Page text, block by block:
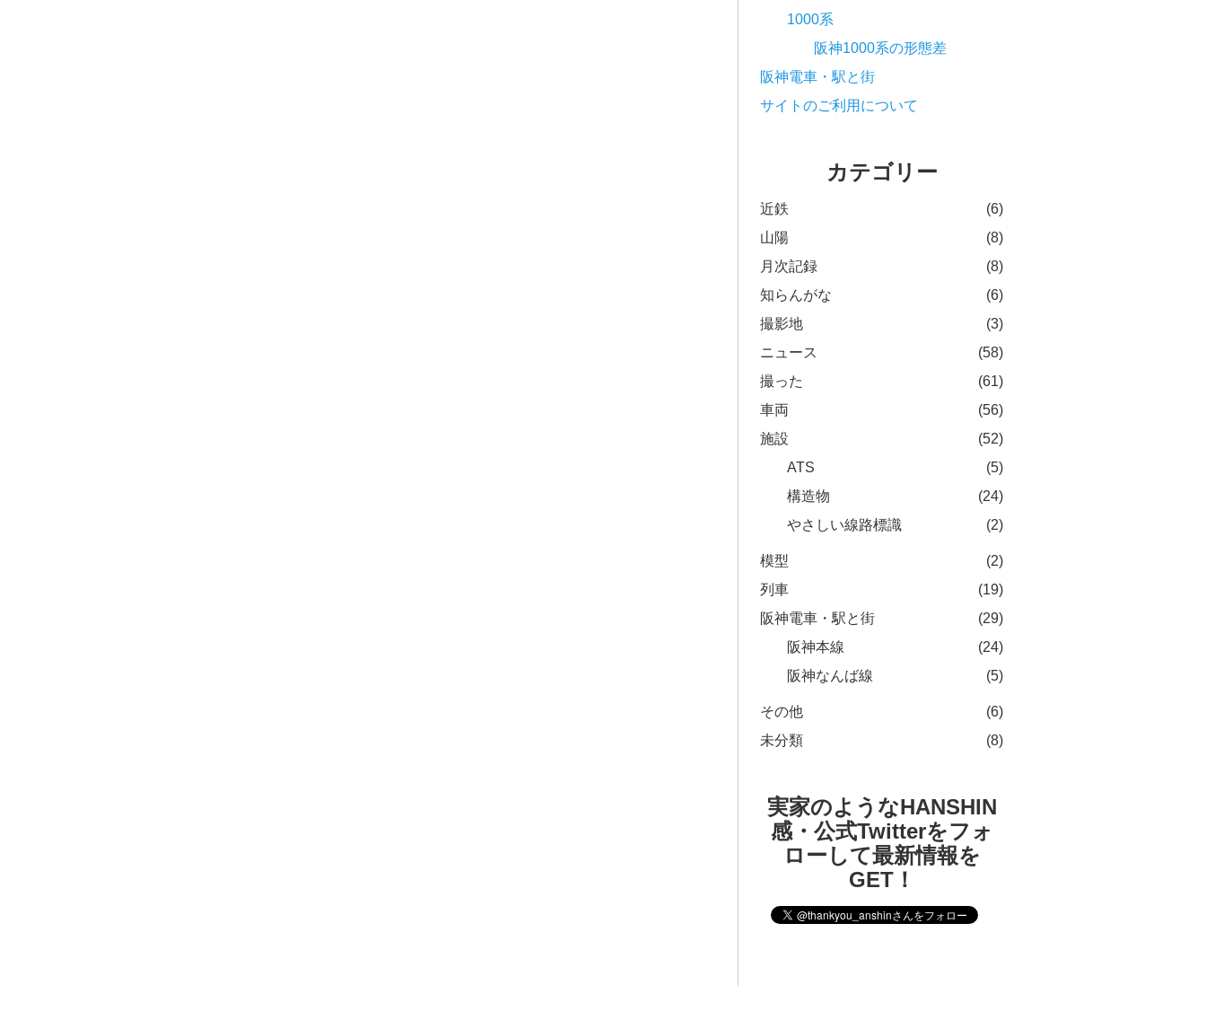
1000系
阪神1000系の形態差
阪神電車・駅と街
サイトのご利用について
カテゴリー
近鉄
(6)
山陽
(8)
月次記録
(8)
知らんがな
(6)
撮影地
(3)
ニュース
(58)
撮った
(61)
車両
(56)
施設
(52)
ATS
(5)
構造物
(24)
やさしい線路標識
(2)
模型
(2)
列車
(19)
阪神電車・駅と街
(29)
阪神本線
(24)
阪神なんば線
(5)
その他
(6)
未分類
(8)
実家のようなHANSHIN
感・公式Twitterをフォ
ローして最新情報を
GET！